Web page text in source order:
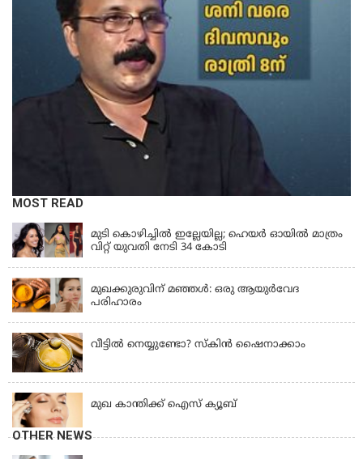
MOST READ
മുടി കൊഴിച്ചിൽ ഇല്ലേയില്ല; ഹെയർ ഓയിൽ മാത്രം
വിറ്റ് യുവതി നേടി 34 കോടി
മുഖക്കുരുവിന് മഞ്ഞൾ: ഒരു ആയുർവേദ
പരിഹാരം
വീട്ടിൽ നെയ്യുണ്ടോ? സ്കിൻ ഷൈനാക്കാം
മുഖ കാന്തിക്ക് ഐസ് ക്യൂബ്
OTHER NEWS BEAUTY TIPS